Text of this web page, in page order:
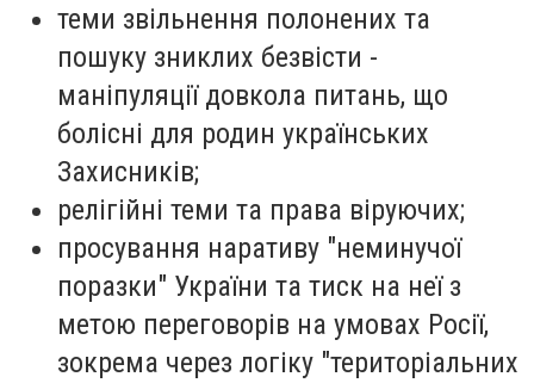
теми звільнення полонених та
пошуку зниклих безвісти -
маніпуляції довкола питань, що
болісні для родин українських
Захисників;
релігійні теми та права віруючих;
просування наративу "неминучої
поразки" України та тиск на неї з
метою переговорів на умовах Росії,
зокрема через логіку "територіальних